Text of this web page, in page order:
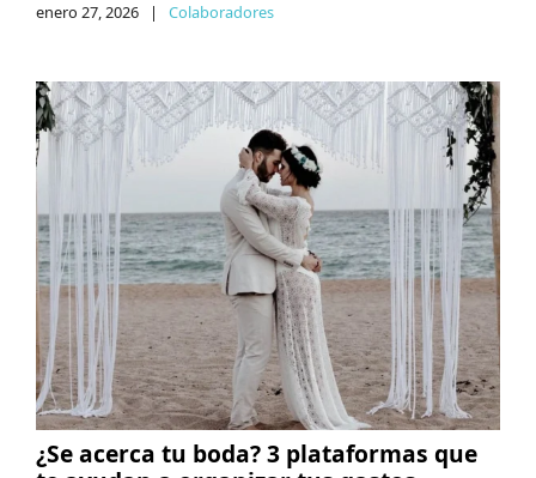
enero 27, 2026 | Colaboradores
¿Se acerca tu boda? 3 plataformas que